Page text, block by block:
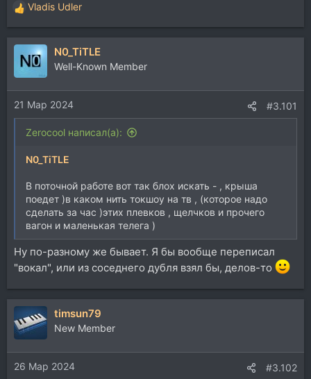
Р
е
а
и
и
:
Vladis Udler
N0_TiTLE
Well-Known Member
21 Мар 2024 #3.101
Zerocool написал(а):
N0_TiTLE
В поточной работе вот так блох искать - , крыша
поедет )в каком нить токшоу на тв , (которое надо
сделать за час )этих плевков , щелчков и прочего
вагон и маленькая телега )
Ну по-разному же бывает. Я бы вообще переписал
"вокал", или из соседнего дубля взял бы, делов-то
timsun79
New Member
26 Мар 2024 #3.102